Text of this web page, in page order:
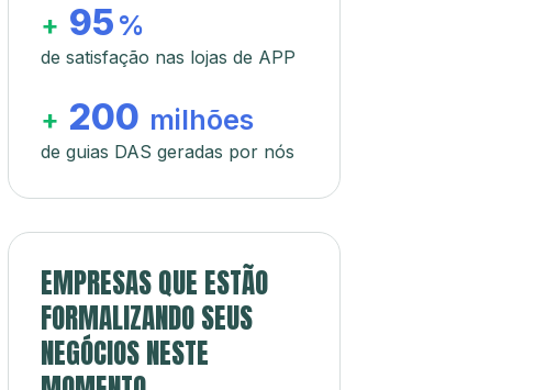
+ 95 %
de satisfação nas lojas de APP
+ 200 milhões
de guias DAS geradas por nós
EMPRESAS QUE ESTÃO
FORMALIZANDO SEUS
NEGÓCIOS NESTE